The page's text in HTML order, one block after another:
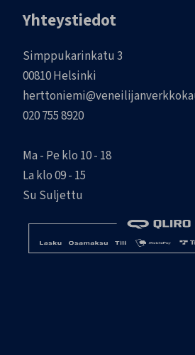
Yhteystiedot
Simppukarinkatu 3
00810 Helsinki
020 755 8920
Ma - Pe klo 10 - 18
La klo 09 - 15
Su Suljettu